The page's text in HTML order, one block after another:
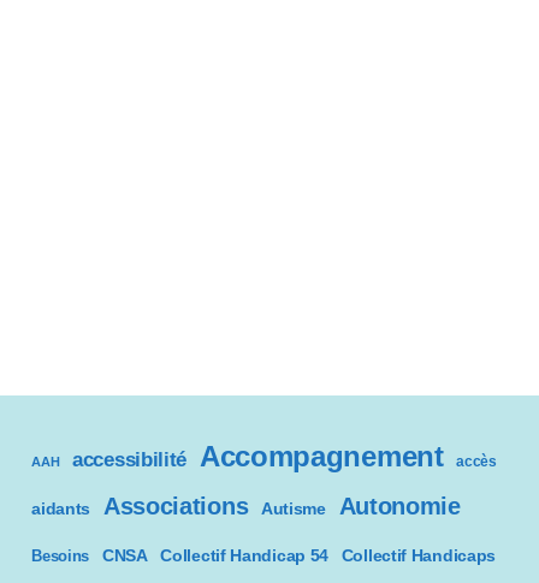
AAH accessibilité Accompagnement accès
aidants Associations Autisme Autonomie
Besoins CNSA Collectif Handicap 54 Collectif Handicaps